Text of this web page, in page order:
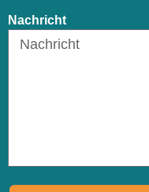
Nachricht